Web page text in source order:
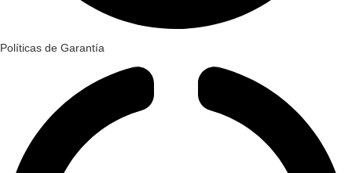
Políticas de Garantía